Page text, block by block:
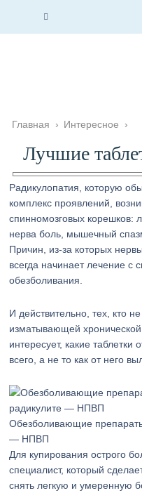
Главная › Интересное ›
Лучшие
Радикулопатия, которую
комплекс проявлений,
спинномозговых корешков:
нерва боль, мышечный
Причин, из-за которых
всегда начинает лечение
обезболивания.
И действительно, тех, кто
изматывающей
интересует, какие
всего, а не то как от него
Обезболивающие
— НПВП
Для купирования острого
специалист, который
снять легкую и умеренную